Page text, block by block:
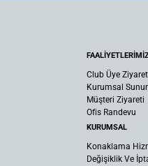
Club Üye
Kurumsal
Müşteri Ziyareti
Ofis Randevu
KURUMSAL
Konaklama
Değişiklik Ve